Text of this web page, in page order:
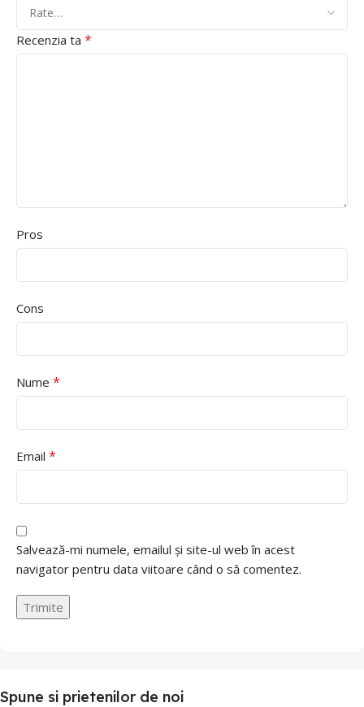
Recenzia ta *
Pros
Cons
Nume *
Email *
Salvează-mi numele, emailul și site-ul web în acest
navigator pentru data viitoare când o să comentez.
Spune si prietenilor de noi